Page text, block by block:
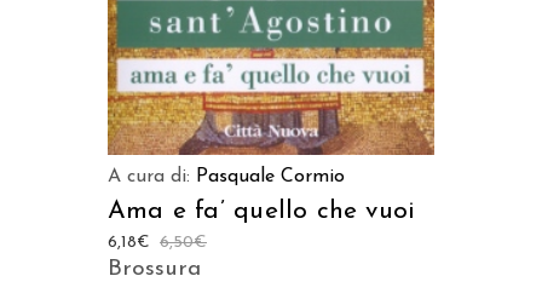
A cura di: Pasquale Cormio
Ama e fa’ quello che vuoi
6,50€
6,18€
Brossura